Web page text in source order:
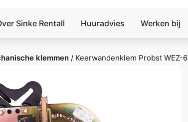
Sinke Rentall Huuradvies Werken bij
klemmen / Keerwandenklem Probst WEZ-6